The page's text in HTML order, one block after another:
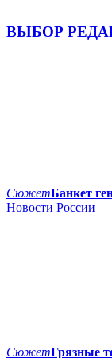
ВЫБОР
СюжетБанкет
Новости России —
СюжетГрязные